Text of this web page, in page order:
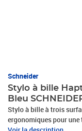
Schneider
Stylo à bille
Bleu
Stylo à bille à trois
ergonomiques pour